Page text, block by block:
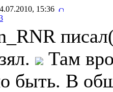
15:36
Там
быть. В